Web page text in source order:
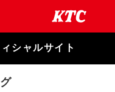
シャルサイト